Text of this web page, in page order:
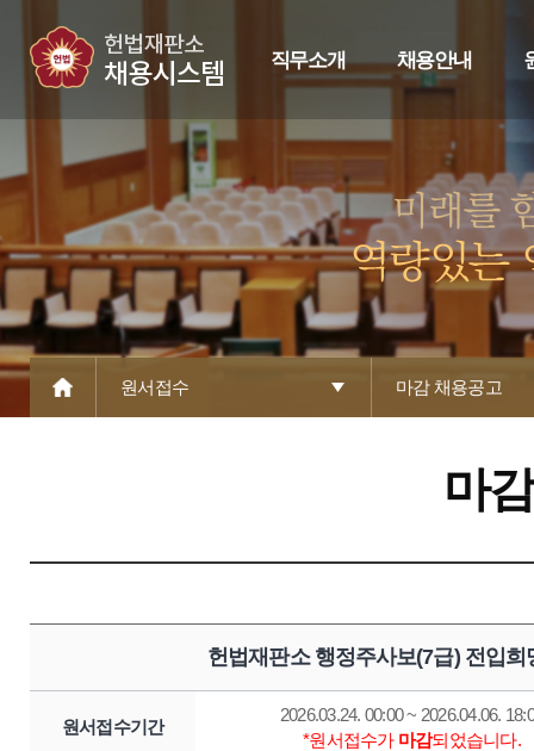
직무소개 채용안내
원서접수 마감 채용공고
마
헌법재판소 행정주사보(7급) 전입
원서접수기간
2026.03.24. 00:00 ~ 2026.04.06.
*원서접수가 마감되었습니다.